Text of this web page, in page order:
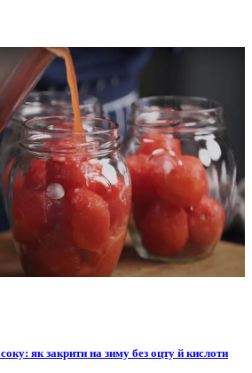
як закрити на зиму без оцту й кислоти